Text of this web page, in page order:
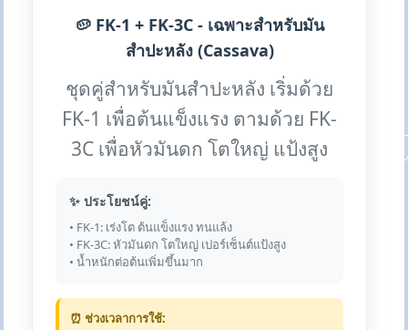
🥔 FK-1 + FK-3C - เฉพาะสำหรับมัน
สำปะหลัง (Cassava)
ชุดคู่สำหรับมันสำปะหลัง เริ่มด้วย
FK-1 เพื่อต้นแข็งแรง ตามด้วย FK-
3C เพื่อหัวมันดก โตใหญ่ แป้งสูง
✨ ประโยชน์คู่:
• FK-1: เร่งโต ต้นแข็งแรง ทนแล้ง
• FK-3C: หัวมันดก โตใหญ่ เปอร์เซ็นต์แป้งสูง
• น้ำหนักต่อต้นเพิ่มขึ้นมาก
⏰ ช่วงเวลาการใช้: